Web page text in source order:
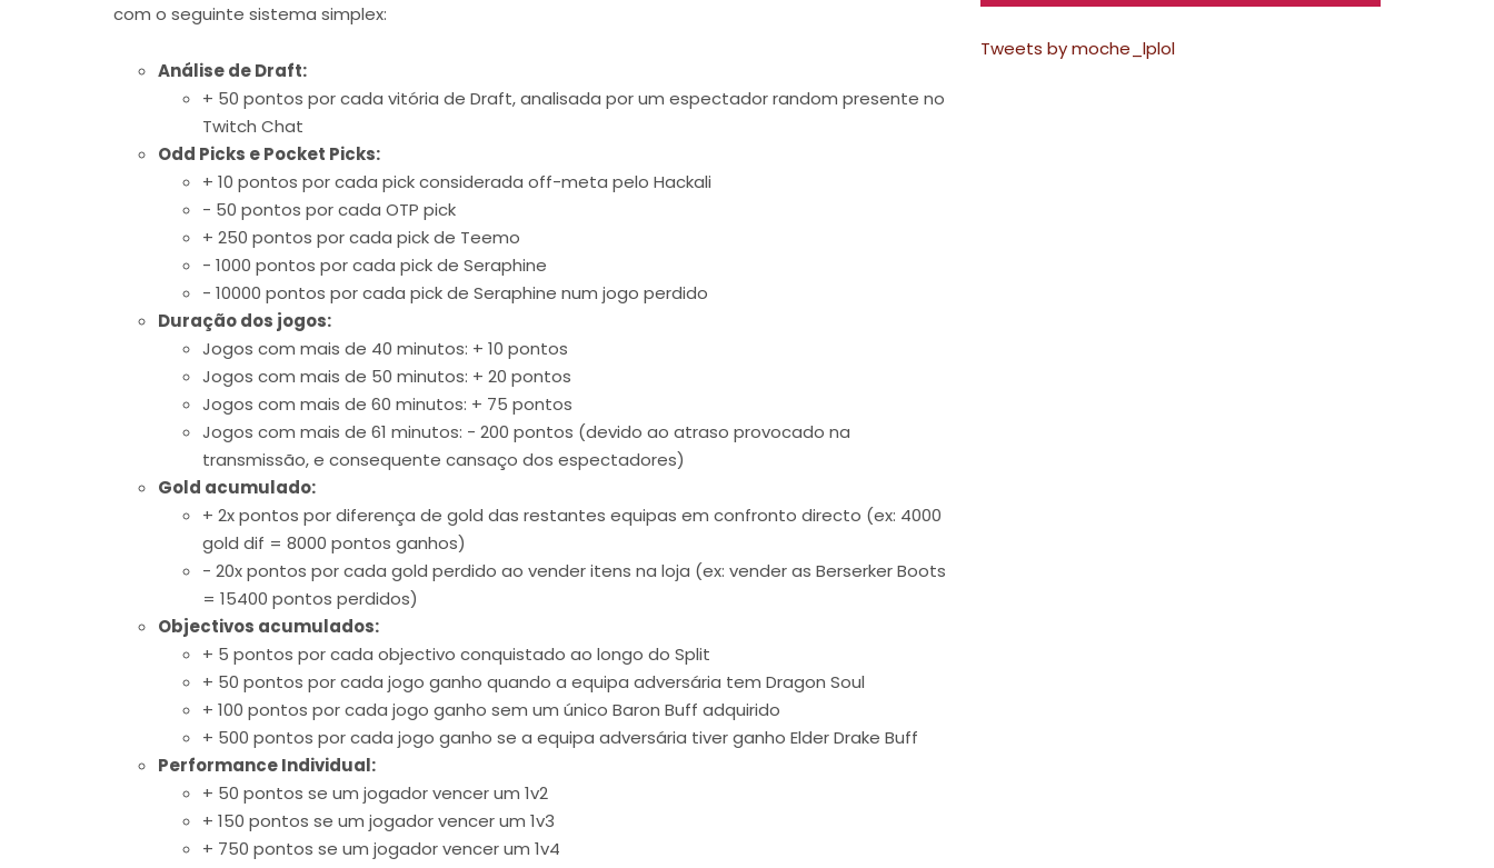
com o seguinte sistema simplex:
Análise de Draft:
+ 50 pontos por cada vitória de Draft, analisada por um espectador random presente no
Twitch Chat
Odd Picks e Pocket Picks:
+ 10 pontos por cada pick considerada off-meta pelo Hackali
- 50 pontos por cada OTP pick
+ 250 pontos por cada pick de Teemo
- 1000 pontos por cada pick de Seraphine
- 10000 pontos por cada pick de Seraphine num jogo perdido
Duração dos jogos:
Jogos com mais de 40 minutos: + 10 pontos
Jogos com mais de 50 minutos: + 20 pontos
Jogos com mais de 60 minutos: + 75 pontos
Jogos com mais de 61 minutos: - 200 pontos (devido ao atraso provocado na
transmissão, e consequente cansaço dos espectadores)
Gold acumulado:
+ 2x pontos por diferença de gold das restantes equipas em confronto directo (ex: 4000
gold dif = 8000 pontos ganhos)
- 20x pontos por cada gold perdido ao vender itens na loja (ex: vender as Berserker Boots
= 15400 pontos perdidos)
Objectivos acumulados:
+ 5 pontos por cada objectivo conquistado ao longo do Split
+ 50 pontos por cada jogo ganho quando a equipa adversária tem Dragon Soul
+ 100 pontos por cada jogo ganho sem um único Baron Buff adquirido
+ 500 pontos por cada jogo ganho se a equipa adversária tiver ganho Elder Drake Buff
Performance Individual:
+ 50 pontos se um jogador vencer um 1v2
+ 150 pontos se um jogador vencer um 1v3
+ 750 pontos se um jogador vencer um 1v4
Tweets by moche_lplol